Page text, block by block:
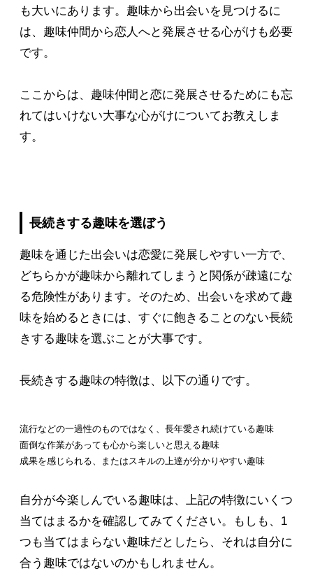
も大いにあります。趣味から出会いを見つけるに
は、趣味仲間から恋人へと発展させる心がけも必要
です。
ここからは、趣味仲間と恋に発展させるためにも忘
れてはいけない大事な心がけについてお教えしま
す。
長続きする趣味を選ぼう
趣味を通じた出会いは恋愛に発展しやすい一方で、
どちらかが趣味から離れてしまうと関係が疎遠にな
る危険性があります。そのため、出会いを求めて趣
味を始めるときには、すぐに飽きることのない長続
きする趣味を選ぶことが大事です。
長続きする趣味の特徴は、以下の通りです。
流行などの一過性のものではなく、長年愛され続けている趣味
面倒な作業があっても心から楽しいと思える趣味
成果を感じられる、またはスキルの上達が分かりやすい趣味
自分が今楽しんでいる趣味は、上記の特徴にいくつ
当てはまるかを確認してみてください。もしも、1
つも当てはまらない趣味だとしたら、それは自分に
合う趣味ではないのかもしれません。